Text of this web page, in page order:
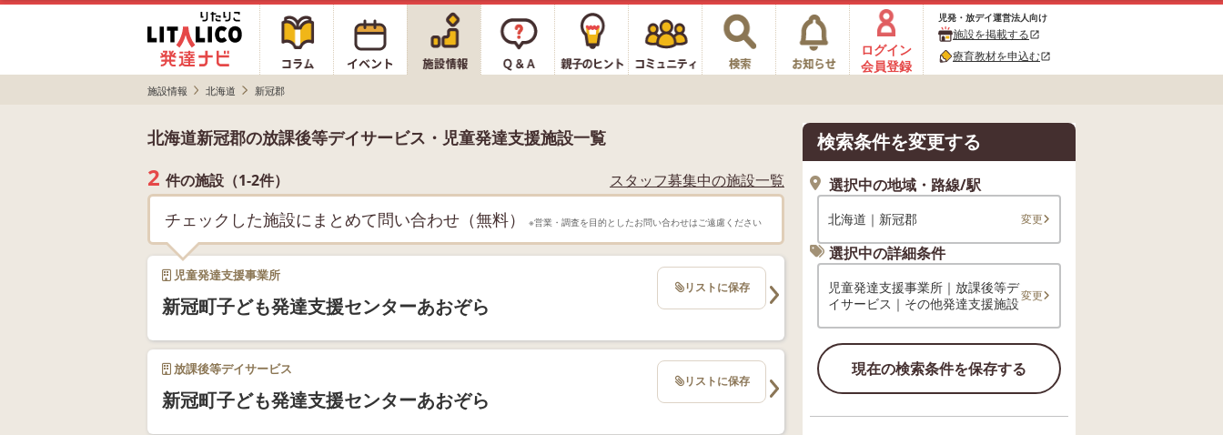
ログイン
会員登録
児発・放デイ運営法人向け
施設を掲載するopen_in_new
療育教材を申込むopen_in_new
施設情報 北海道 新冠郡
北海道新冠郡の放課後等デイサービス・児童発達支援施設一覧
2 件の施設（1-2件） スタッフ募集中の施設一覧
チェックした施設にまとめて問い合わせ（無料） ※営業・調査を目的としたお問い合わせはご遠慮ください
児童発達支援事業所
新冠町子ども発達支援センターあおぞら
リストに保存
放課後等デイサービス
新冠町子ども発達支援センターあおぞら
リストに保存
検索条件を変更する
選択中の地域・路線/駅
北海道｜新冠郡 変更
選択中の詳細条件
児童発達支援事業所｜放課後等デ
イサービス｜その他発達支援施設変更
現在の検索条件を保存する